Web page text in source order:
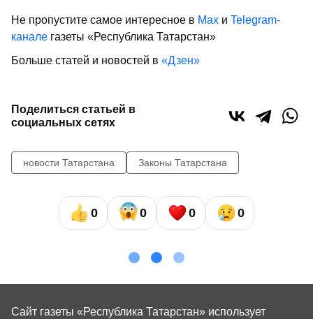
Не пропустите самое интересное в Max и Telegram-
канале газеты «Республика Татарстан»
Больше статей и новостей в «Дзен»
Поделиться статьей в
социальных сетях
новости Татарстана Законы Татарстана
0 0 0 0
Сайт газеты «Республика Татарстан» использует